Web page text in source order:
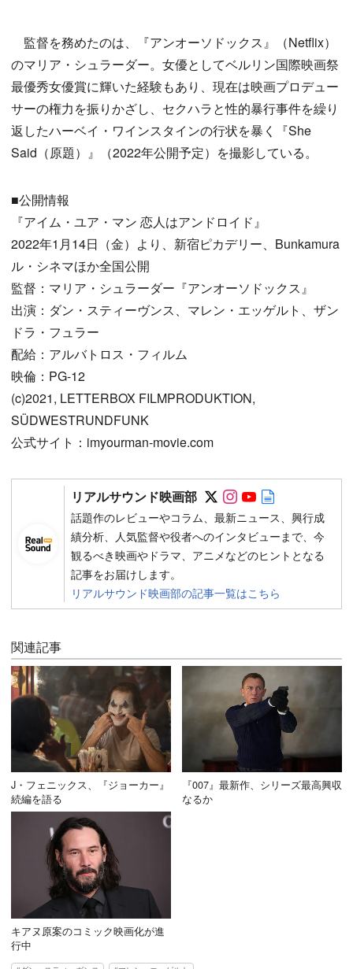
監督を務めたのは、『アンオーソドックス』（Netflix）
のマリア・シュラーダー。女優としてベルリン国際映画祭
最優秀女優賞に輝いた経験もあり、現在は映画プロデュー
サーの権力を振りかざし、セクハラと性的暴行事件を繰り
返したハーベイ・ワインスタインの行状を暴く『She
Said（原題）』（2022年公開予定）を撮影している。
■公開情報
『アイム・ユア・マン 恋人はアンドロイド』
2022年1月14日（金）より、新宿ピカデリー、Bunkamura
ル・シネマほか全国公開
監督：マリア・シュラーダー『アンオーソドックス』
出演：ダン・スティーヴンス、マレン・エッゲルト、ザン
ドラ・フュラー
配給：アルバトロス・フィルム
映倫：PG-12
(c)2021, LETTERBOX FILMPRODUKTION,
SÜDWESTRUNDFUNK
公式サイト：imyourman-movie.com
リアルサウンド映画部 Follow on SNS
Follow on SNS
Follow on
話題作のレビューやコラム、最新ニュース、興行成
績分析、人気監督や役者へのインタビューまで、今
観るべき映画やドラマ、アニメなどのヒントとなる
記事をお届けします。
リアルサウンド映画部の記事一覧はこちら
関連記事
J・フェニックス、『ジョーカー』
続編を語る
『007』最新作、シリーズ最高興収
なるか
キアヌ原案のコミック映画化が進
行中